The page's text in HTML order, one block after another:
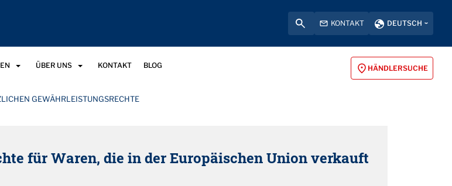
KONTAKT DEUTSCH
ÜBER UNS KONTAKT BLOG HÄNDLERSUCHE
GEWÄHRLEISTUNGSRECHTE
für Waren, die in der Europäischen Union verkauft